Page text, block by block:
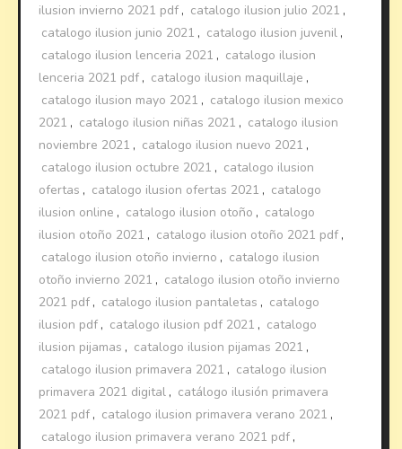
ilusion invierno 2021 pdf , catalogo ilusion julio 2021 ,
catalogo ilusion junio 2021 , catalogo ilusion juvenil ,
catalogo ilusion lenceria 2021 , catalogo ilusion
lenceria 2021 pdf , catalogo ilusion maquillaje ,
catalogo ilusion mayo 2021 , catalogo ilusion mexico
2021 , catalogo ilusion niñas 2021 , catalogo ilusion
noviembre 2021 , catalogo ilusion nuevo 2021 ,
catalogo ilusion octubre 2021 , catalogo ilusion
ofertas , catalogo ilusion ofertas 2021 , catalogo
ilusion online , catalogo ilusion otoño , catalogo
ilusion otoño 2021 , catalogo ilusion otoño 2021 pdf ,
catalogo ilusion otoño invierno , catalogo ilusion
otoño invierno 2021 , catalogo ilusion otoño invierno
2021 pdf , catalogo ilusion pantaletas , catalogo
ilusion pdf , catalogo ilusion pdf 2021 , catalogo
ilusion pijamas , catalogo ilusion pijamas 2021 ,
catalogo ilusion primavera 2021 , catalogo ilusion
primavera 2021 digital , catálogo ilusión primavera
2021 pdf , catalogo ilusion primavera verano 2021 ,
catalogo ilusion primavera verano 2021 pdf ,